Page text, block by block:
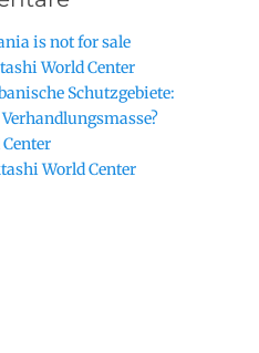
is not for sale
World Center
Schutzgebiete:
World Center